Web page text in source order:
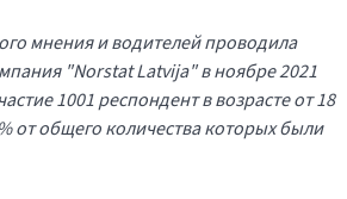
мнения и водителей проводила
"Norstat Latvija"в ноябре2021
1001респондент в возрасте от18
от общего количества которых были